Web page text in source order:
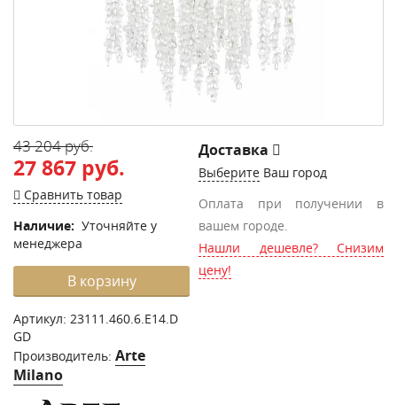
43 204 руб.
27 867 руб.
Сравнить товар
Наличие: Уточняйте у
менеджера
В корзину
Артикул: 23111.460.6.E14.D
GD
Производитель: Arte
Milano
Доставка
Выберите Ваш город
Оплата при получении в
вашем городе.
Нашли дешевле? Снизим
цену!